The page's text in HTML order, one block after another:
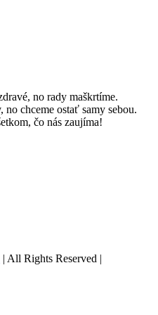
no rady maškrtíme.
chceme ostať samy sebou.
čo nás zaujíma!
| All Rights Reserved |